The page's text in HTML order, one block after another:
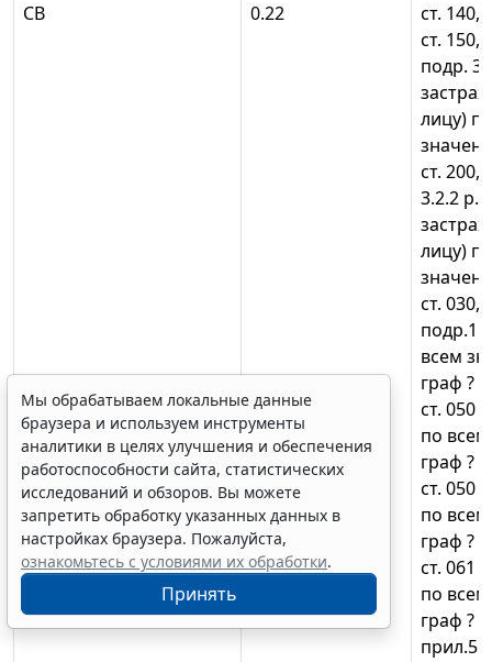
СВ 0.22
ст. 140,
ст. 150,
подр.
лицу)
ст. 200,
3.2.2 р.
лицу)
ст. 030,
подр.1
всем
граф ?
ст. 050
по
граф ?
ст. 050
по
граф ?
ст. 061
по
граф ?
прил.5
Мы обрабатываем локальные данные
браузера и используем инструменты
аналитики в целях улучшения и обеспечения
работоспособности сайта, статистических
исследований и обзоров. Вы можете
запретить обработку указанных данных в
настройках браузера. Пожалуйста,
ознакомьтесь с условиями их обработки.
Принять